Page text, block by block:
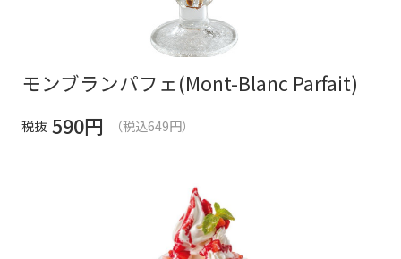
モンブランパフェ(Mont-Blanc Parfait)
税抜 590円 （税込649円）